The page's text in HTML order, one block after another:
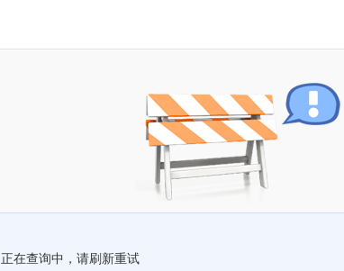
正在查询中，请刷新重试